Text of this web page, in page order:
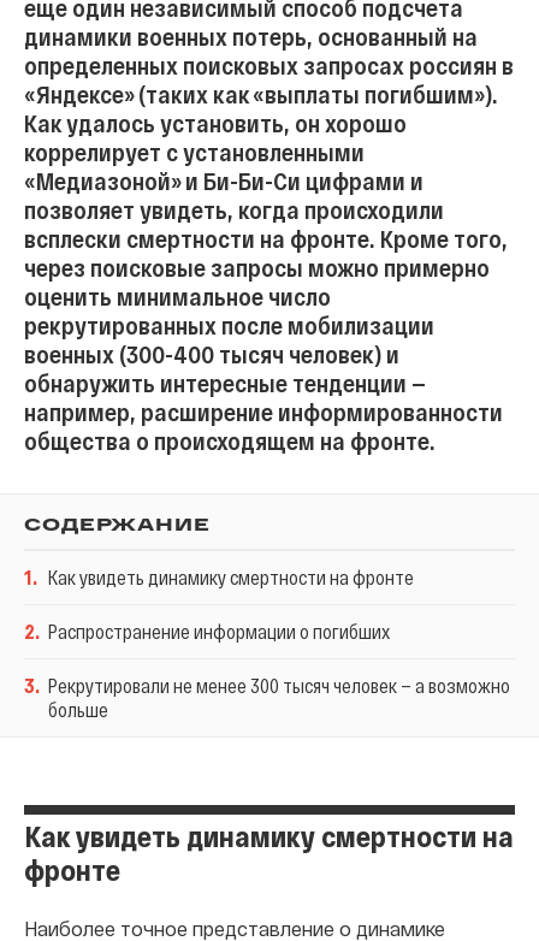
еще один независимый способ подсчета
динамики военных потерь, основанный на
определенных поисковых запросах россиян в
«Яндексе» (таких как «выплаты погибшим»).
Как удалось установить, он хорошо
коррелирует с установленными
«Медиазоной» и Би-Би-Си цифрами и
позволяет увидеть, когда происходили
всплески смертности на фронте. Кроме того,
через поисковые запросы можно примерно
оценить минимальное число
рекрутированных после мобилизации
военных (300-400 тысяч человек) и
обнаружить интересные тенденции —
например, расширение информированности
общества о происходящем на фронте.
СОДЕРЖАНИЕ
1. Как увидеть динамику смертности на фронте
2. Распространение информации о погибших
3. Рекрутировали не менее 300 тысяч человек — а возможно
больше
Как увидеть динамику смертности на
фронте
Наиболее точное представление о динамике